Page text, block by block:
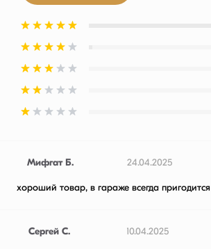
Мифгат Б. 24.04.2025
хороший товар, в гараже всегда пригодится
Сергей С. 10.04.2025